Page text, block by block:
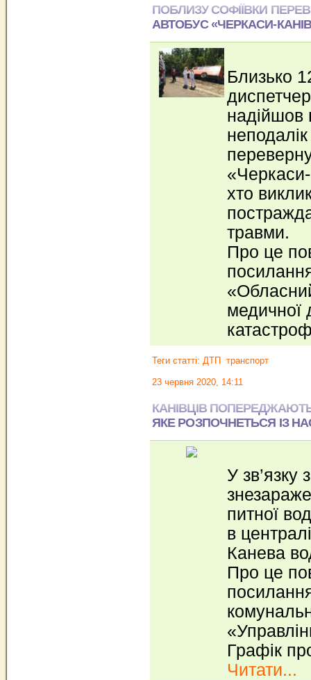
ПОБЛИЗУ СОФІЇВКИ
АВТОБУС «ЧЕРКАСИ-
Близько
надійшов
«Черкаси-
хто
травми.
Про це
медичної
Теги статті: ДТП транспорт
23 червня 2020, 14:11
КАНІВЦІВ
ЯКЕ РОЗПОЧНЕТЬСЯ ІЗ
У зв’язку
питної
в
Канева
Про це
Графік
Читати...